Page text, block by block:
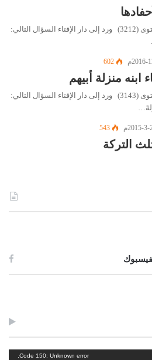
بِسْمِ اللهِ الرَّحْمَنِ الرَّحِيمِ رقم الفتوى (3212) ورد إلى دار الإفتاء السؤال التالي:
602
ابنه منزلة أبيهم
بِسْمِ اللهِ الرَّحْمَنِ الرَّحِيمِ رقم الفتوى (3143) ورد إلى دار الإفتاء السؤال التالي:
543
التركة
Code 150: Unknown error.